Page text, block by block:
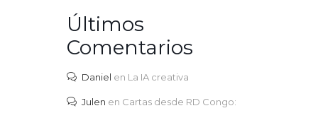
Últimos
Comentarios
Daniel en La IA creativa
Julen en Cartas desde RD Congo: